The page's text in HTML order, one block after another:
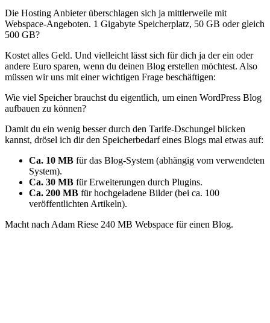
Die Hosting Anbieter überschlagen sich ja mittlerweile mit
Webspace-Angeboten. 1 Gigabyte Speicherplatz, 50 GB oder gleich
500 GB?
Kostet alles Geld. Und vielleicht lässt sich für dich ja der ein oder
andere Euro sparen, wenn du deinen Blog erstellen möchtest. Also
müssen wir uns mit einer wichtigen Frage beschäftigen:
Wie viel Speicher brauchst du eigentlich, um einen WordPress Blog
aufbauen zu können?
Damit du ein wenig besser durch den Tarife-Dschungel blicken
kannst, drösel ich dir den Speicherbedarf eines Blogs mal etwas auf:
Ca. 10 MB für das Blog-System (abhängig vom verwendeten
System).
Ca. 30 MB für Erweiterungen durch Plugins.
Ca. 200 MB für hochgeladene Bilder (bei ca. 100
veröffentlichten Artikeln).
Macht nach Adam Riese 240 MB Webspace für einen Blog.